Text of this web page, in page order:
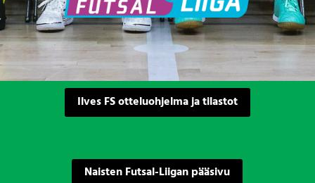
Ilves FS otteluohjelma ja tilastot
Naisten Futsal-Liigan pääsivu